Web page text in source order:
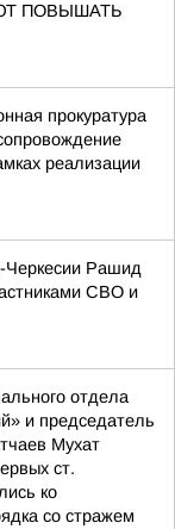
ПОВЫШАТЬ
прокуратура
реализации
Черкесии Рашид
СВО и
отдела
и председатель
Мухат
ст.
ко
со стражем